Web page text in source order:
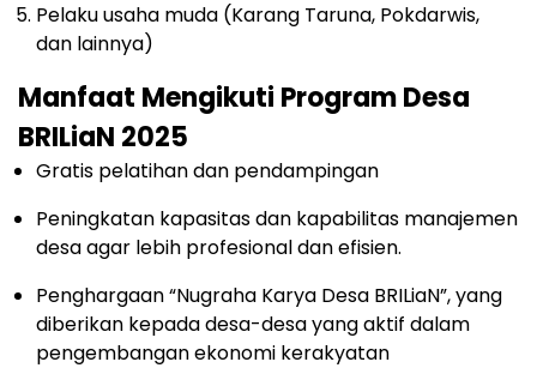
Pelaku usaha muda (Karang Taruna, Pokdarwis,
dan lainnya)
Manfaat Mengikuti Program Desa
BRILiaN 2025
Gratis pelatihan dan pendampingan
Peningkatan kapasitas dan kapabilitas manajemen
desa agar lebih profesional dan efisien.
Penghargaan “Nugraha Karya Desa BRILiaN”, yang
diberikan kepada desa-desa yang aktif dalam
pengembangan ekonomi kerakyatan